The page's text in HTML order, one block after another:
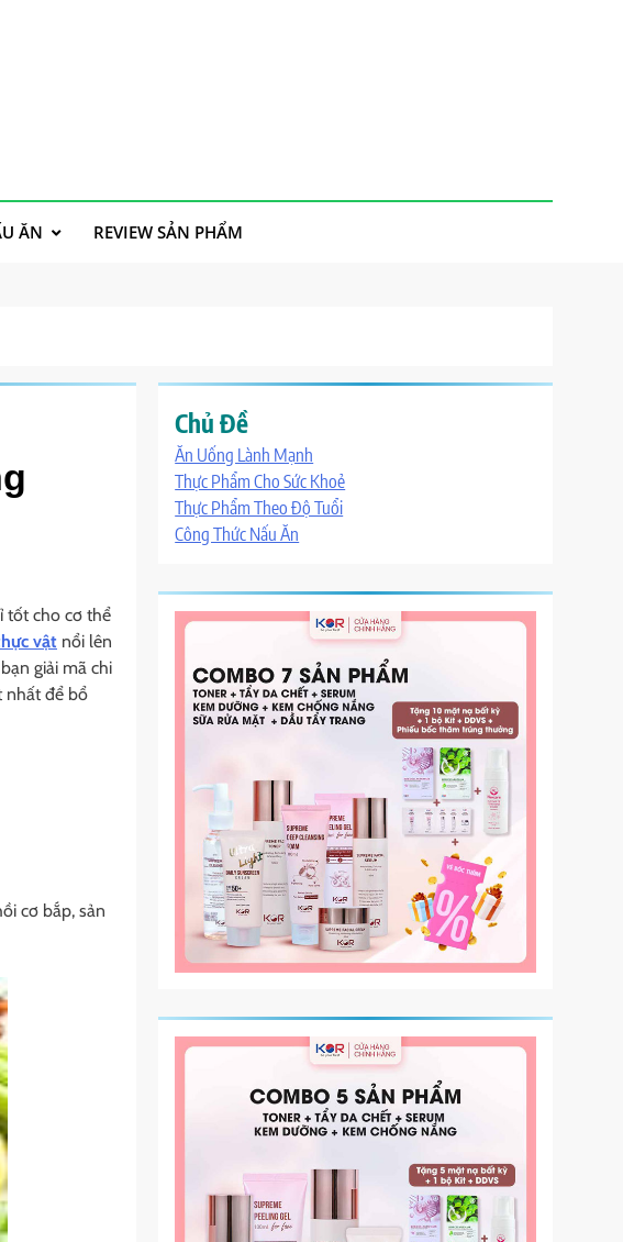
ĂN REVIEW SẢN PHẨM
tốt cho cơ thể
vật nổi lên
giải mã chi
nhất để bổ
cơ bắp, sản
Chủ Đề
Ăn Uống Lành Mạnh
Thực Phẩm Cho Sức Khoẻ
Thực Phẩm Theo Độ Tuổi
Công Thức Nấu Ăn